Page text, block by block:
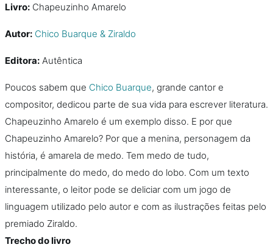
Livro: Chapeuzinho Amarelo
Autor: Chico Buarque & Ziraldo
Editora: Autêntica
Poucos sabem que Chico Buarque, grande cantor e
compositor, dedicou parte de sua vida para escrever literatura.
Chapeuzinho Amarelo é um exemplo disso. E por que
Chapeuzinho Amarelo? Por que a menina, personagem da
história, é amarela de medo. Tem medo de tudo,
principalmente do medo, do medo do lobo. Com um texto
interessante, o leitor pode se deliciar com um jogo de
linguagem utilizado pelo autor e com as ilustrações feitas pelo
premiado Ziraldo.
Trecho do livro